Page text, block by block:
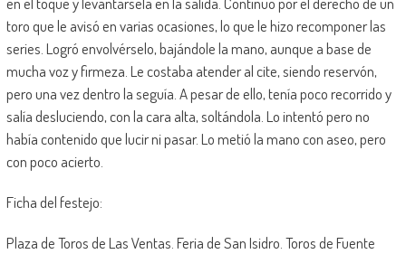
toro que le avisó en varias ocasiones, lo que le hizo recomponer las
series. Logró envolvérselo, bajándole la mano, aunque a base de
mucha voz y firmeza. Le costaba atender al cite, siendo reservón,
pero una vez dentro la seguía. A pesar de ello, tenía poco recorrido y
salía desluciendo, con la cara alta, soltándola. Lo intentó pero no
había contenido que lucir ni pasar. Lo metió la mano con aseo, pero
con poco acierto.
Ficha del festejo:
Plaza de Toros de Las Ventas. Feria de San Isidro. Toros de Fuente